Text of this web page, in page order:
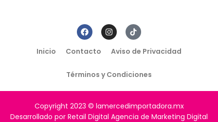
Inicio Contacto Aviso de Privacidad
Términos y Condiciones
Copyright 2023 © lamercedimportadora.mx
Desarrollado por Retail Digital Agencia de Marketing Digital